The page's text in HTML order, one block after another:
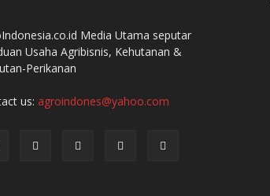
Media Utama seputar
Usaha Agribisnis, Kehutanan &
Perikanan
us: agroindones@yahoo.com